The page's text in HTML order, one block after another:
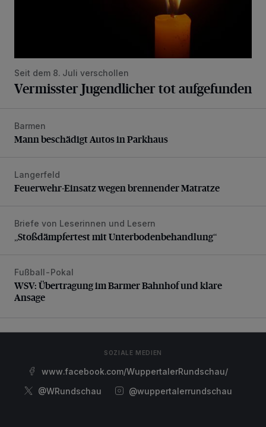
Seit dem 8. Juli verschollen
Vermisster Jugendlicher tot aufgefunden
Mann beschädigt Autos in Parkhaus
Barmen
Mann beschädigt Autos in Parkhaus
Feuerwehr-Einsatz wegen brennender Matratze
Langerfeld
Feuerwehr-Einsatz wegen brennender Matratze
„Stoßdämpfertest mit Unterbodenbehandlung“
Briefe von Leserinnen und Lesern
„Stoßdämpfertest mit Unterbodenbehandlung“
WSV: Übertragung im Barmer Bahnhof und klare Ansage
Fußball-Pokal
WSV: Übertragung im Barmer Bahnhof und klare
Ansage
SOZIALE MEDIEN
www.facebook.com/WuppertalerRundschau/
@WRundschau
@wuppertalerrundschau